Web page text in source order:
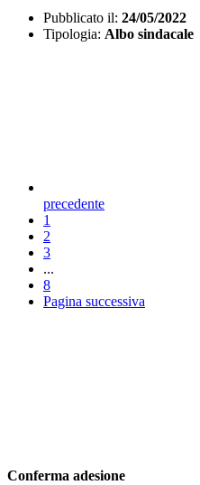
Pubblicato il: 24/05/2022
Tipologia: Albo sindacale
precedente
1
2
3
...
8
Pagina successiva
Conferma adesione